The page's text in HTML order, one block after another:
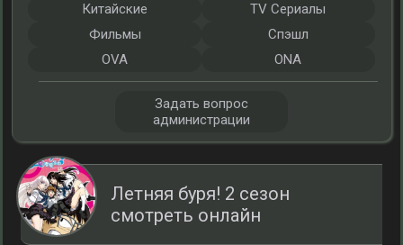
Летняя буря! 2 сезон
смотреть онлайн
Китайские
TV Сериалы
Фильмы
Спэшл
OVA
ONA
Задать вопрос
администрации